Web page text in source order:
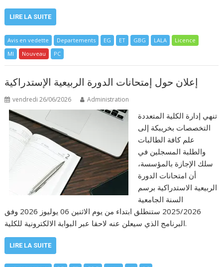
LIRE LA SUITE
Avis en vedette Departements EG ET GBG LALA
Licence
MI
Nouveau PC
إعلان حول إمتحانات الدورة الربيعية الإستدراكية
vendredi 26/06/2026 Administration
تنهي إدارة الكلية المتعددة
التخصصات بخريبكة إلى
علم كافة الطالبات
والطلبة المسجلين في
سلك الإجازة بالمؤسسة،
أن امتحانات الدورة
الربيعية الاستدراكية برسم
السنة الجامعية
2025/2026 ستنطلق ابتداء من يوم الاثنين 06 يوليوز 2026 وفق
البرنامج الذي سيعلن عنه لاحقا عبر البوابة الالكترونية للكلية.
LIRE LA SUITE